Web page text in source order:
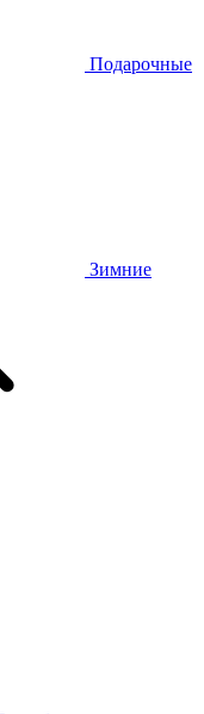
Подарочные
Зимние